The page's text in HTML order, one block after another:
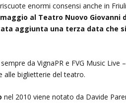
enormi consensi anche in
al Teatro Nuovo Giovanni
aggiunta una terza data che
da VignaPR e FVG Music
alle biglietterie del teatro.
nel 2010 viene notato da Davide